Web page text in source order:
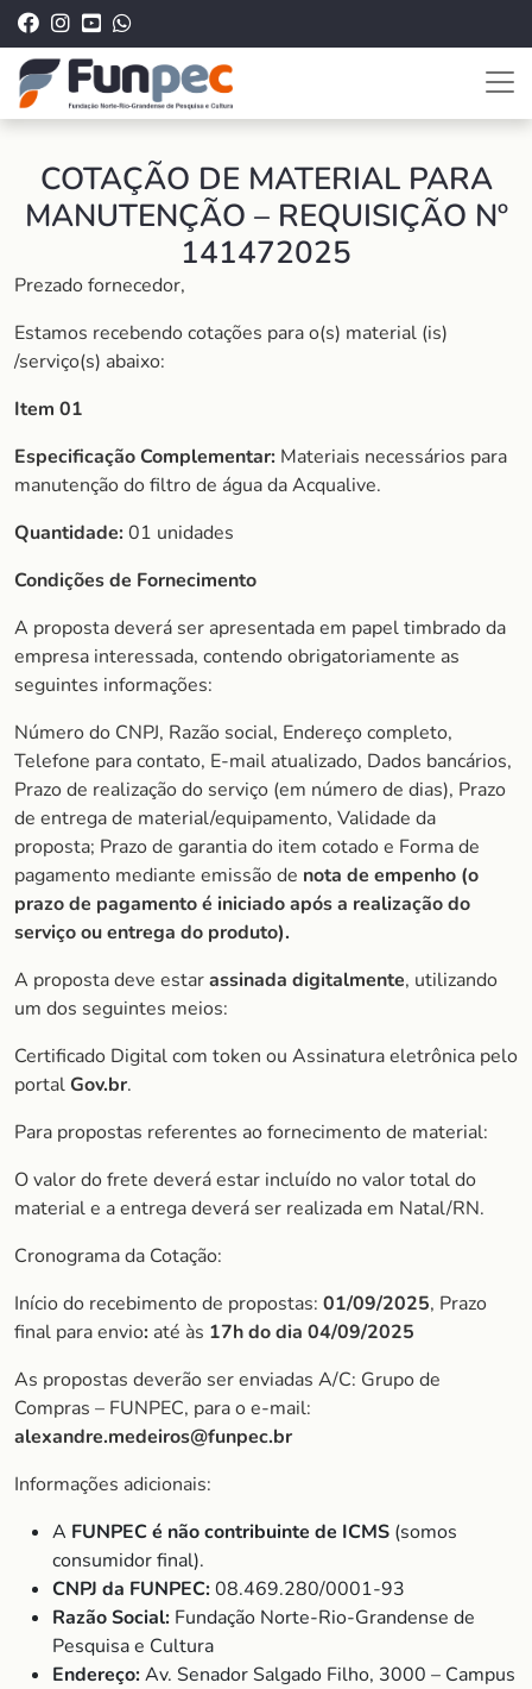
COTAÇÃO DE MATERIAL PARA
MANUTENÇÃO – REQUISIÇÃO Nº
141472025
Prezado fornecedor,
Estamos recebendo cotações para o(s) material (is)
/serviço(s) abaixo:
Item 01
Especificação Complementar: Materiais necessários para
manutenção do filtro de água da Acqualive.
Quantidade:01 unidades
Condições de Fornecimento
A proposta deverá ser apresentada em papel timbrado da
empresa interessada, contendo obrigatoriamente as
seguintes informações:
Número do CNPJ, Razão social, Endereço completo,
Telefone para contato, E-mail atualizado, Dados bancários,
Prazo de realização do serviço (em número de dias), Prazo
de entrega de material/equipamento, Validade da
proposta; Prazo de garantia do item cotado e Forma de
pagamento mediante emissão de nota de empenho (o
prazo de pagamento é iniciado após a realização do
serviço ou entrega do produto).
A proposta deve estarassinada digitalmente, utilizando
um dos seguintes meios:
Certificado Digital com token ou Assinatura eletrônica pelo
portalGov.br.
Para propostas referentes ao fornecimento de material:
O valor do frete deverá estar incluído no valor total do
material e a entrega deverá ser realizada em Natal/RN.
Cronograma da Cotação:
Início do recebimento de propostas: 01/09/2025, Prazo
final para envio: até às 17h do dia 04/09/2025
As propostas deverão ser enviadas A/C: Grupo de
Compras – FUNPEC, para o e-mail:
alexandre.medeiros@funpec.br
Informações adicionais:
A FUNPEC é não contribuinte de ICMS (somos
consumidor final).
CNPJ da FUNPEC:08.469.280/0001-93
Razão Social: Fundação Norte-Rio-Grandense de
Pesquisa e Cultura
Endereço:Av. Senador Salgado Filho, 3000 – Campus